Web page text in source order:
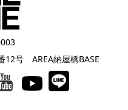
12号 AREA納屋橋BASE